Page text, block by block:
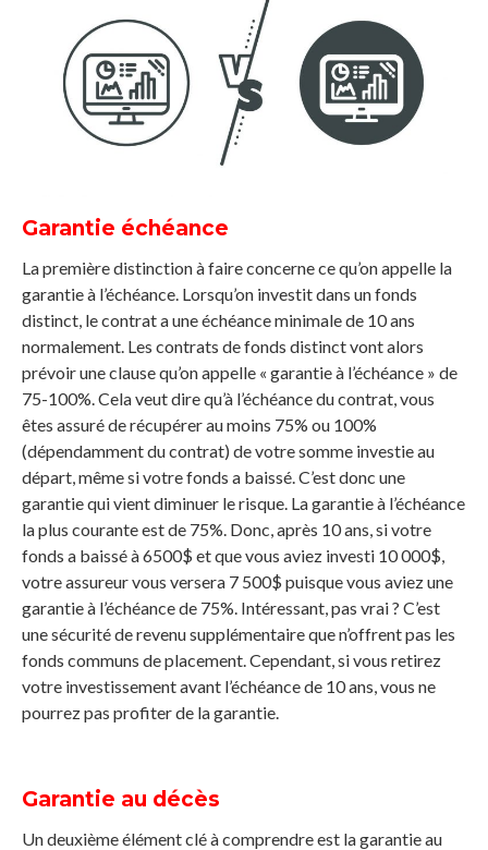
Garantie échéance
La première distinction à faire concerne ce qu’on appelle la
garantie à l’échéance. Lorsqu’on investit dans un fonds
distinct, le contrat a une échéance minimale de 10 ans
normalement. Les contrats de fonds distinct vont alors
prévoir une clause qu’on appelle « garantie à l’échéance » de
75-100%. Cela veut dire qu’à l’échéance du contrat, vous
êtes assuré de récupérer au moins 75% ou 100%
(dépendamment du contrat) de votre somme investie au
départ, même si votre fonds a baissé. C’est donc une
garantie qui vient diminuer le risque. La garantie à l’échéance
la plus courante est de 75%. Donc, après 10 ans, si votre
fonds a baissé à 6500$ et que vous aviez investi 10 000$,
votre assureur vous versera 7 500$ puisque vous aviez une
garantie à l’échéance de 75%. Intéressant, pas vrai ? C’est
une sécurité de revenu supplémentaire que n’offrent pas les
fonds communs de placement. Cependant, si vous retirez
votre investissement avant l’échéance de 10 ans, vous ne
pourrez pas profiter de la garantie.
Garantie au décès
Un deuxième élément clé à comprendre est la garantie au